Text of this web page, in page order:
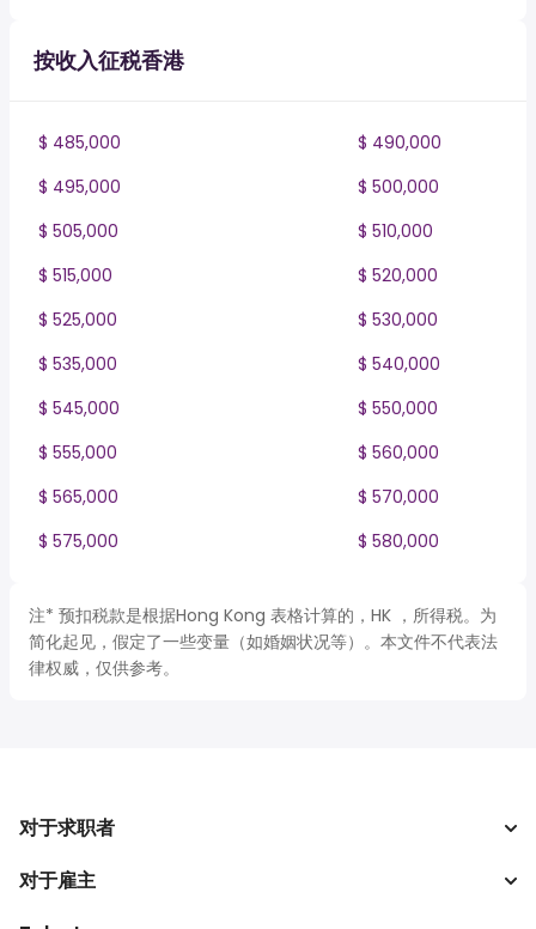
按收入征税香港
$ 485,000
$ 490,000
$ 495,000
$ 500,000
$ 505,000
$ 510,000
$ 515,000
$ 520,000
$ 525,000
$ 530,000
$ 535,000
$ 540,000
$ 545,000
$ 550,000
$ 555,000
$ 560,000
$ 565,000
$ 570,000
$ 575,000
$ 580,000
注* 预扣税款是根据Hong Kong 表格计算的，HK ，所得税。为
简化起见，假定了一些变量（如婚姻状况等）。本文件不代表法
律权威，仅供参考。
对于求职者
搜索工作
对于雇主